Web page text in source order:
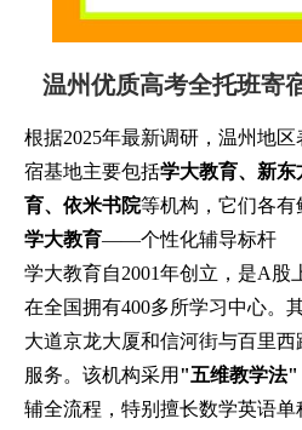
温州优质高考全托班寄
根据2025年最新调研，温州地
宿基地主要包括学大教育、新
育、依米书院等机构，它们各有
学大教育——个性化辅导标杆
学大教育自2001年创立，是A股
在全国拥有400多所学习中心。
大道京龙大厦和信河街与百里
服务。该机构采用 "五维教学法"
辅全流程，特别擅长数学英语